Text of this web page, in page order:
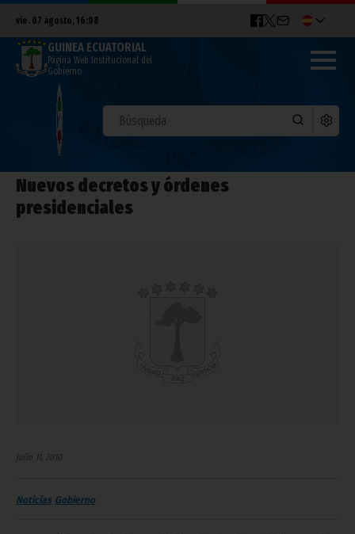
vie. 07 agosto, 16:08
GUINEA ECUATORIAL
Página Web Institucional del
Gobierno
Nuevos decretos y órdenes
presidenciales
julio 11, 2010
Noticias Gobierno